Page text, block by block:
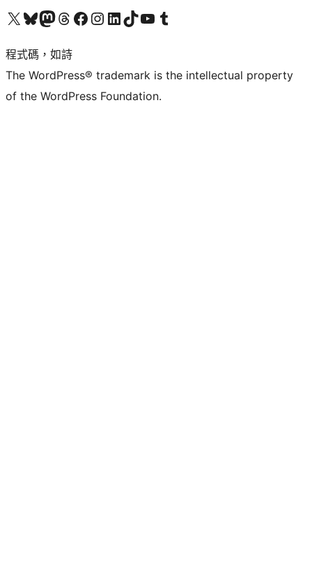
查看我們的 X (之前的 Twitter) 帳號造訪我們的 Bluesky 帳號造訪我們的 Mastodon 帳號造訪我們的 Threads 帳號 造訪我們的 Facebook 粉絲專頁Visit our Instagram account
Visit our LinkedIn account
造訪我們的 TikTok 帳號Visit our YouTube channel
造訪我們的 Tumblr 帳號
程式碼，如詩
The WordPress® trademark is the intellectual property
of the WordPress Foundation.